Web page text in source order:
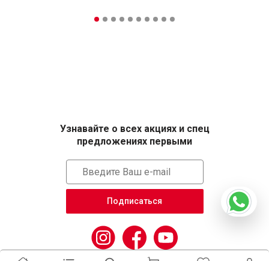
Узнавайте о всех акциях и спец
предложениях первыми
Подписаться